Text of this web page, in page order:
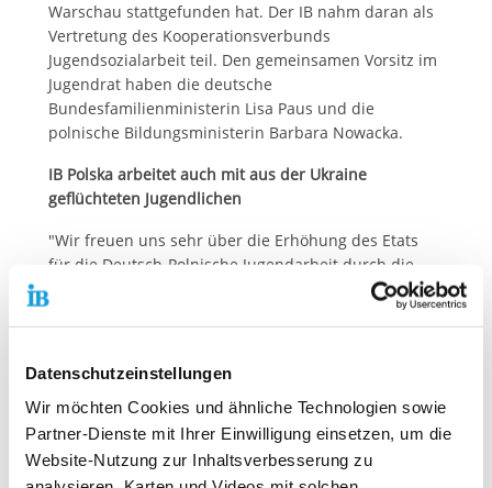
Datenschutzeinstellungen
Wir möchten Cookies und ähnliche Technologien sowie
Partner-Dienste mit Ihrer Einwilligung einsetzen, um die
Website-Nutzung zur Inhaltsverbesserung zu
Warschau stattgefunden hat. Der IB nahm daran als
Vertretung des Kooperationsverbunds
Jugendsozialarbeit teil. Den gemeinsamen Vorsitz im
Jugendrat haben die deutsche
Bundesfamilienministerin Lisa Paus und die
polnische Bildungsministerin Barbara Nowacka.
IB Polska arbeitet auch mit aus der Ukraine
geflüchteten Jugendlichen
"Wir freuen uns sehr über die Erhöhung des Etats
für die Deutsch-Polnische Jugendarbeit durch die
neue Regierung in unserem Nachbarland. Der IB
Polska arbeitet bereits seit vielen Jahren erfolgreich
so Thiemo Fojkar, Vorstandsvorsitzender des IB.
Neben dem Etat sowie dem Jahresplan für 2024
stimmten die Ratsmitglieder in Warschau unter
anderem über Thema und Konzeption des nächsten